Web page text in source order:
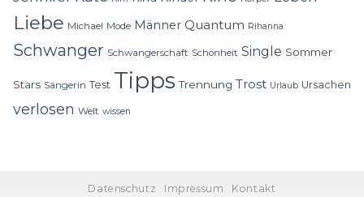
Liebe Michael Mode Männer Quantum Rihanna
Schwanger Schwangerschaft Schönheit Single Sommer
Stars Sängerin Test Tipps Trennung Trost Urlaub Ursachen
verlosen Welt wissen
Datenschutz Impressum Kontakt